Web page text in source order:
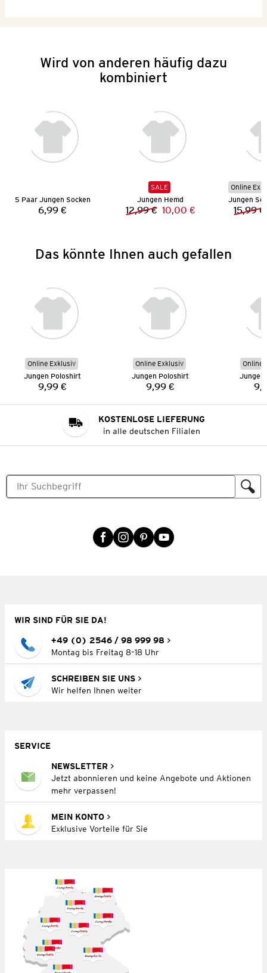
Wird von anderen häufig dazu
kombiniert
5 Paar Jungen Socken
Preis:
6,99 €
SALE
Jungen Hemd
Vorheriger Preis:
12,99 € Neuer Preis:
10,00 €
Online
15,99 €
Das könnte Ihnen auch gefallen
Online Exklusiv
Jungen Poloshirt
Preis:
9,99 €
Online Exklusiv
Jungen Poloshirt
Preis:
9,99 €
Online
Jungen
KOSTENLOSE LIEFERUNG
in alle deutschen Filialen
WIR SIND FÜR SIE DA!
+49 (0) 2546 / 98 999 98
Montag bis Freitag 8–18 Uhr
SCHREIBEN SIE UNS
Wir helfen Ihnen weiter
SERVICE
NEWSLETTER
Jetzt abonnieren und keine Angebote und Aktionen
mehr verpassen!
MEIN KONTO
Exklusive Vorteile für Sie